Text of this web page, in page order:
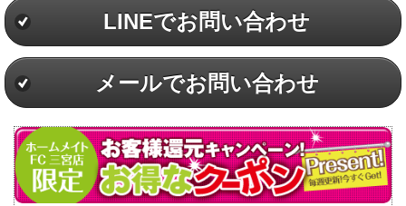
LINEでお問い合わせ
メールでお問い合わせ